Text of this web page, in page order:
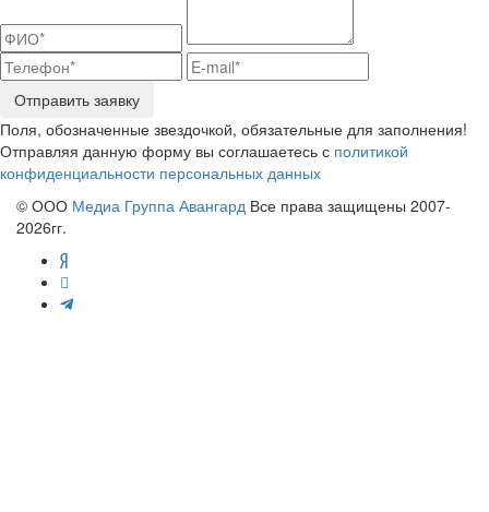
Отправить заявку
Поля, обозначенные звездочкой, обязательные для заполнения!
Отправляя данную форму вы соглашаетесь с политикой
конфиденциальности персональных данных
© ООО Медиа Группа Авангард Все права защищены 2007-
2026гг.